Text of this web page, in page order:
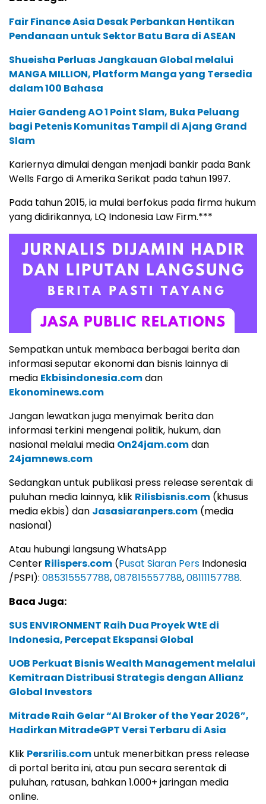
Fair Finance Asia Desak Perbankan Hentikan
Pendanaan untuk Sektor Batu Bara di ASEAN
Shueisha Perluas Jangkauan Global melalui
MANGA MILLION, Platform Manga yang Tersedia
dalam 100 Bahasa
Haier Gandeng AO 1 Point Slam, Buka Peluang
bagi Petenis Komunitas Tampil di Ajang Grand
Slam
Kariernya dimulai dengan menjadi bankir pada Bank
Wells Fargo di Amerika Serikat pada tahun 1997.
Pada tahun 2015, ia mulai berfokus pada firma hukum
yang didirikannya, LQ Indonesia Law Firm.***
Sempatkan untuk membaca berbagai berita dan
informasi seputar ekonomi dan bisnis lainnya di
media Ekbisindonesia.comdan
Ekonominews.com
Jangan lewatkan juga menyimak berita dan
informasi terkini mengenai politik, hukum, dan
nasional melalui media On24jam.comdan
24jamnews.com
Sedangkan untuk publikasi press release serentak di
puluhan media lainnya, klik Rilisbisnis.com (khusus
media ekbis) dan Jasasiaranpers.com (media
nasional)
Atau hubungi langsung WhatsApp
Center Rilispers.com (Pusat Siaran Pers Indonesia
/PSPI): 085315557788,087815557788,08111157788.
Baca Juga:
SUS ENVIRONMENT Raih Dua Proyek WtE di
Indonesia, Percepat Ekspansi Global
UOB Perkuat Bisnis Wealth Management melalui
Kemitraan Distribusi Strategis dengan Allianz
Global Investors
Mitrade Raih Gelar “AI Broker of the Year 2026”,
Hadirkan MitradeGPT Versi Terbaru di Asia
Klik Persrilis.comuntuk menerbitkan press release
di portal berita ini, atau pun secara serentak di
puluhan, ratusan, bahkan 1.000+ jaringan media
online.